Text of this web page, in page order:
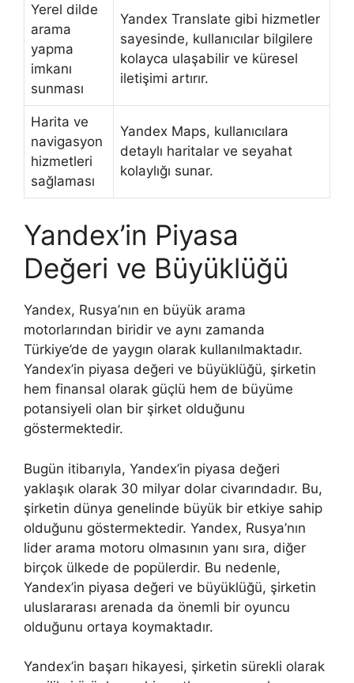
Yerel dilde
arama
yapma
imkanı
sunması
Yandex Translate gibi hizmetler
sayesinde, kullanıcılar bilgilere
kolayca ulaşabilir ve küresel
iletişimi artırır.
Harita ve
navigasyon
hizmetleri
sağlaması
Yandex Maps, kullanıcılara
detaylı haritalar ve seyahat
kolaylığı sunar.
Yandex’in Piyasa
Değeri ve Büyüklüğü
Yandex, Rusya’nın en büyük arama
motorlarından biridir ve aynı zamanda
Türkiye’de de yaygın olarak kullanılmaktadır.
Yandex’in piyasa değeri ve büyüklüğü, şirketin
hem finansal olarak güçlü hem de büyüme
potansiyeli olan bir şirket olduğunu
göstermektedir.
Bugün itibarıyla, Yandex’in piyasa değeri
yaklaşık olarak 30 milyar dolar civarındadır. Bu,
şirketin dünya genelinde büyük bir etkiye sahip
olduğunu göstermektedir. Yandex, Rusya’nın
lider arama motoru olmasının yanı sıra, diğer
birçok ülkede de popülerdir. Bu nedenle,
Yandex’in piyasa değeri ve büyüklüğü, şirketin
uluslararası arenada da önemli bir oyuncu
olduğunu ortaya koymaktadır.
Yandex’in başarı hikayesi, şirketin sürekli olarak